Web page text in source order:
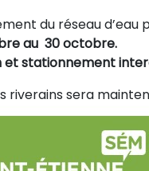
du réseau
au 30 octobre.
et stationnement
riverains sera